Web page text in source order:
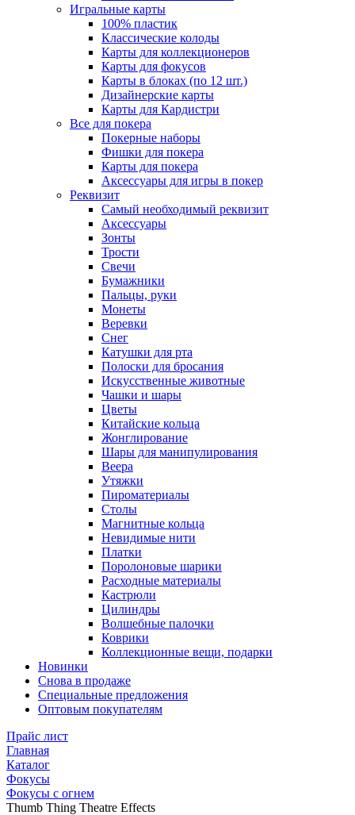
Игральные карты
100% пластик
Классические колоды
Карты для коллекционеров
Карты для фокусов
Карты в блоках (по 12 шт.)
Дизайнерские карты
Карты для Кардистри
Все для покера
Покерные наборы
Фишки для покера
Карты для покера
Аксессуары для игры в покер
Реквизит
Самый необходимый реквизит
Аксессуары
Зонты
Трости
Свечи
Бумажники
Пальцы, руки
Монеты
Веревки
Снег
Катушки для рта
Полоски для бросания
Искусственные животные
Чашки и шары
Цветы
Китайские кольца
Жонглирование
Шары для манипулирования
Веера
Утяжки
Пироматериалы
Столы
Магнитные кольца
Невидимые нити
Платки
Поролоновые шарики
Расходные материалы
Кастрюли
Цилиндры
Волшебные палочки
Коврики
Коллекционные вещи, подарки
Новинки
Снова в продаже
Специальные предложения
Оптовым покупателям
Прайс лист
Главная
Каталог
Фокусы
Фокусы с огнем
Thumb Thing Theatre Effects